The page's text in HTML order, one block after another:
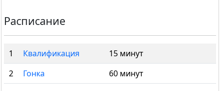
Расписание
1 Квалификация
15 минут
2
Гонка 60 минут